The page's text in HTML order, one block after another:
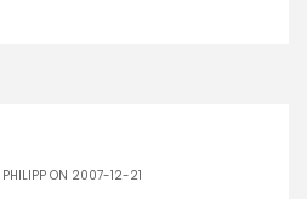
PHILIPPON 2007-12-21